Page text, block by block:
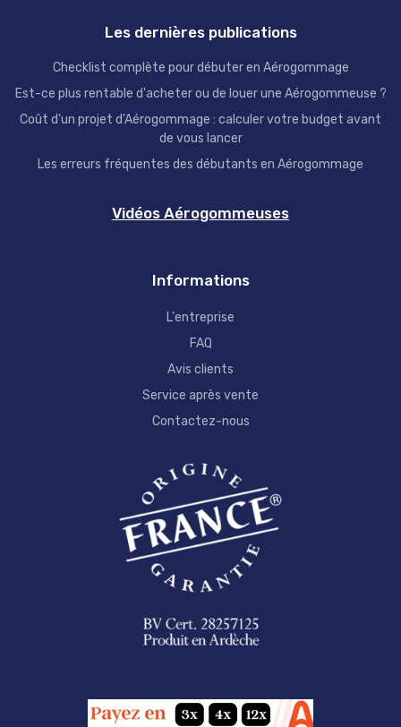
Les dernières publications
Checklist complète pour débuter en Aérogommage
Est-ce plus rentable d'acheter ou de louer une Aérogommeuse ?
Coût d'un projet d'Aérogommage : calculer votre budget avant
de vous lancer
Les erreurs fréquentes des débutants en Aérogommage
Vidéos Aérogommeuses
Informations
L'entreprise
FAQ
Avis clients
Service après vente
Contactez-nous